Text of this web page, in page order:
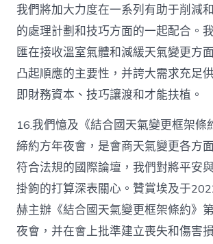
我們將加大力度在一系列有助于削減
的處理計劃和技巧方面的一起配合。
匯在接收溫室氣體和減緩天氣變更方
凸起順應的主要性，并誇大需求充足
即財務資本、技巧讓渡和才能扶植。
16.我們憶及《結合國天氣變更框架條
締約方年夜會，是會商天氣變更各方
符合法規的國際論壇，我們對將平安
掛鉤的打算深表關心。贊賞埃及于
赫主辦《結合國天氣變更框架條約》
夜會，并在會上批準建立喪失和傷害